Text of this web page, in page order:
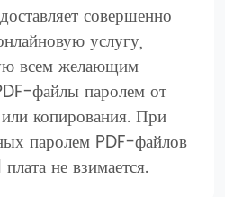
совершенно
услугу,
всем желающим
файлы паролем от
копирования. При
паролем PDF-файлов
не взимается.